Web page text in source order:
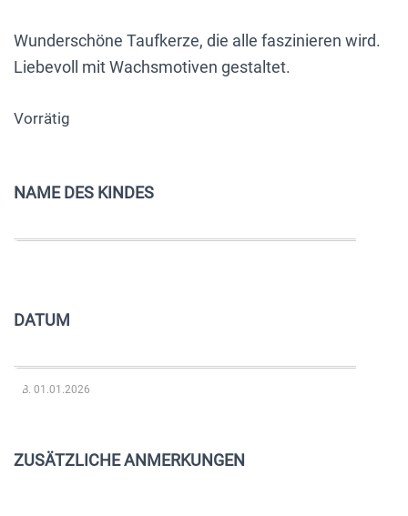
Wunderschöne Taufkerze, die alle faszinieren wird.
Liebevoll mit Wachsmotiven gestaltet.
Vorrätig
NAME DES KINDES
DATUM
z.B. 01.01.2026
ZUSÄTZLICHE ANMERKUNGEN